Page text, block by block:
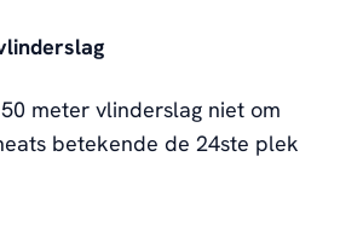
meter vlinderslag niet om
betekende de 24ste plek